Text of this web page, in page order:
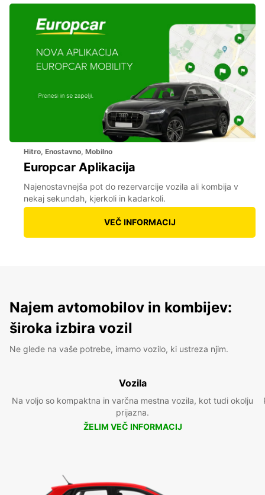
Hitro, Enostavno, Mobilno
Europcar Aplikacija
Najenostavnejša pot do rezervarcije vozila ali kombija v
nekaj sekundah, kjerkoli in kadarkoli.
VEČ INFORMACIJ
Najem avtomobilov in kombijev:
široka izbira vozil
Ne glede na vaše potrebe, imamo vozilo, ki ustreza njim.
Vozila
Na voljo so kompaktna in varčna mestna vozila, kot tudi okolju
prijazna.
ŽELIM VEČ INFORMACIJ